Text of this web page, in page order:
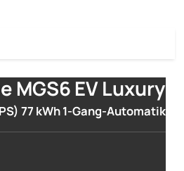
MGS6 EV Luxury
77 kWh 1-Gang-Automatik